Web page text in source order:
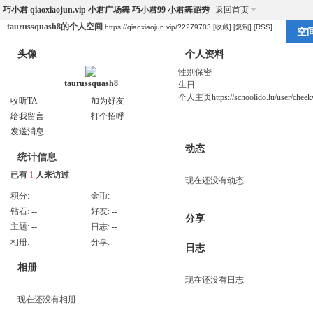
巧小君 qiaoxiaojun.vip 小君广场舞 巧小君99 小君舞蹈秀 返回首页
taurussquash8的个人空间 https://qiaoxiaojun.vip/?2279703 [收藏] [复制] [RSS] 空
头像
taurussquash8
收听TA
加为好友
给我留言
打个招呼
发送消息
统计信息
已有 1 人来访过
积分: -- 金币: --
钻石: -- 好友: --
主题: -- 日志: --
相册: -- 分享: --
相册
现在还没有相册
个人资料
性别 保密
生日
个人主页https://schoolido.lu/user/
动态
现在还没有动态
分享
日志
现在还没有日志